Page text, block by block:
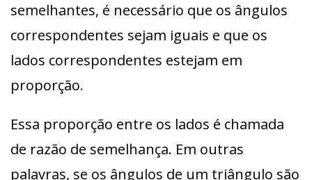
semelhantes, é necessário que os ângulos
correspondentes sejam iguais e que os
lados correspondentes estejam em
proporção.
Essa proporção entre os lados é chamada
de razão de semelhança. Em outras
palavras, se os ângulos de um triângulo são